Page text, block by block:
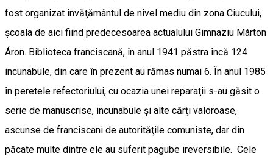
fost organizat învăţământul de nivel mediu din zona Ciucului,
şcoala de aici fiind predecesoarea actualului Gimnaziu Márton
Áron. Biblioteca franciscană, în anul 1941 păstra încă 124
incunabule, din care în prezent au rămas numai 6. În anul 1985
în peretele refectoriului, cu ocazia unei reparaţii s-au găsit o
serie de manuscrise, incunabule şi alte cărţi valoroase,
ascunse de franciscani de autorităţile comuniste, dar din
păcate multe dintre ele au suferit pagube ireversibile. Cele